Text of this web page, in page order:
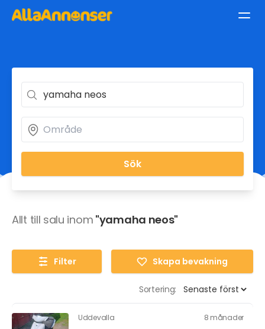
Sök
Allt till salu inom "yamaha neos"
Filter Skapa bevakning
Sortering:
Uddevalla 8 månader